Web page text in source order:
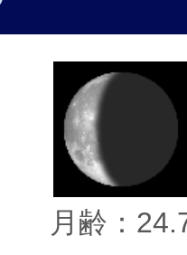
月齢：